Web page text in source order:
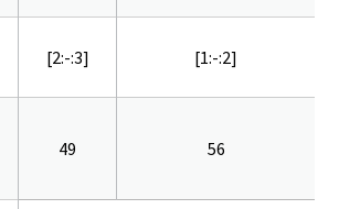
[2:-:3] [1:-:2]
49 56